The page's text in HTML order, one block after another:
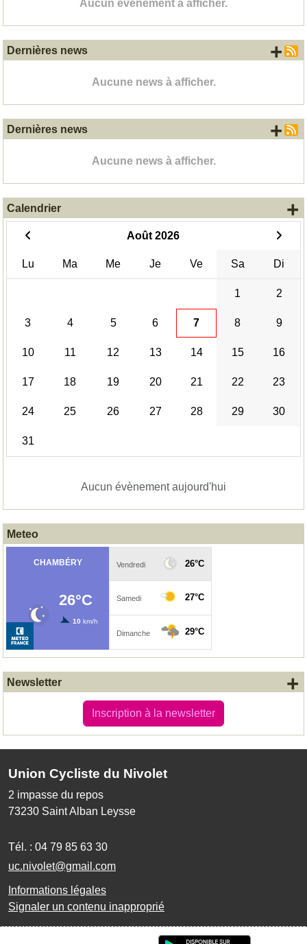
Aucun évènement à afficher.
Dernières news
Aucune news à afficher.
+
Dernières news
Aucune news à afficher.
+
Calendrier
Août 2026
Lu Ma Me Je Ve Sa Di
1 2
3 4 5 6 7 8 9
10 11 12 13 14 15 16
17 18 19 20 21 22 23
24 25 26 27 28 29 30
31
Aucun évènement aujourd'hui
+
Meteo
Newsletter
Inscription à la newsletter
+
Union Cycliste du Nivolet
2 impasse du repos
73230 Saint Alban Leysse
Tél. : 04 79 85 63 30
uc.nivolet@gmail.com
Informations légales
Signaler un contenu inapproprié